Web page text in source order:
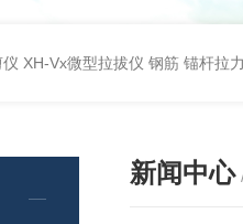
XH-Vx微型拉拔仪 钢筋 锚杆拉
新闻中心